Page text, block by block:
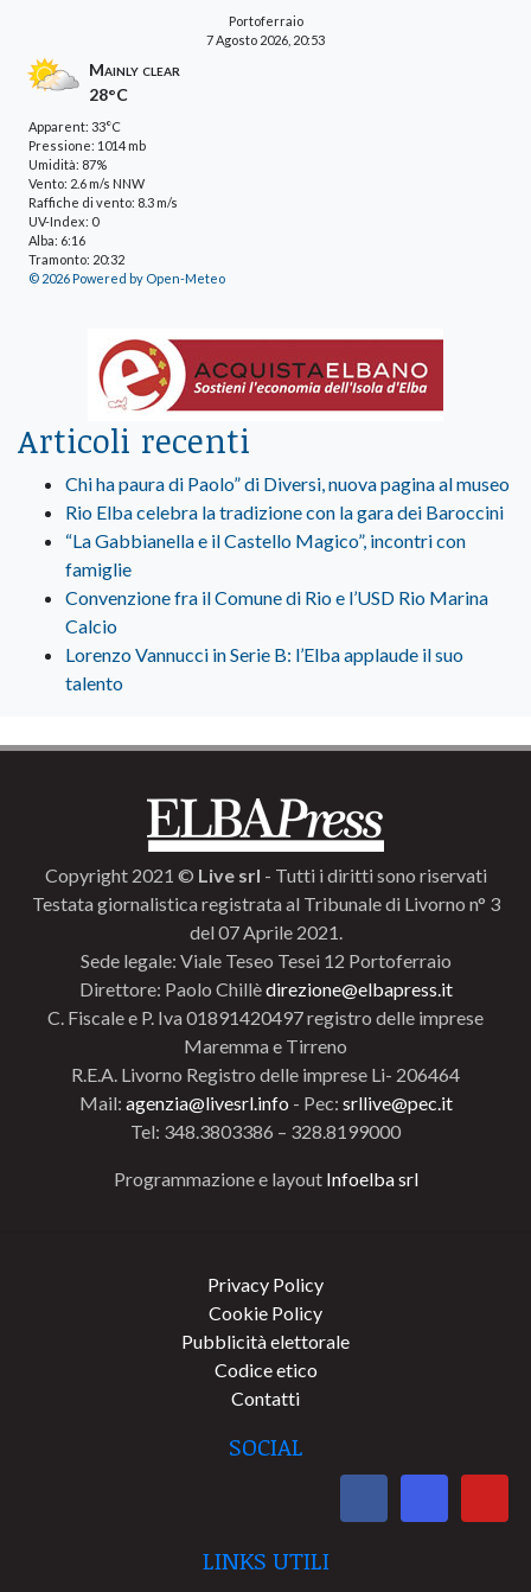
Portoferraio
7 Agosto 2026, 20:53
Mainly clear
28°C
Apparent: 33°C
Pressione: 1014 mb
Umidità: 87%
Vento: 2.6 m/s NNW
Raffiche di vento: 8.3 m/s
UV-Index: 0
Alba: 6:16
Tramonto: 20:32
© 2026 Powered by Open-Meteo
Articoli recenti
Chi ha paura di Paolo” di Diversi, nuova pagina al museo
Rio Elba celebra la tradizione con la gara dei Baroccini
“La Gabbianella e il Castello Magico”, incontri con
famiglie
Convenzione fra il Comune di Rio e l’USD Rio Marina
Calcio
Lorenzo Vannucci in Serie B: l’Elba applaude il suo
talento
Copyright 2021 © Live srl - Tutti i diritti sono riservati
Testata giornalistica registrata al Tribunale di Livorno n° 3
del 07 Aprile 2021.
Sede legale: Viale Teseo Tesei 12 Portoferraio
Direttore: Paolo Chillèdirezione@elbapress.it
C. Fiscale e P. Iva 01891420497 registro delle imprese
Maremma e Tirreno
R.E.A. Livorno Registro delle imprese Li- 206464
Mail: agenzia@livesrl.info - Pec: srllive@pec.it
Tel: 348.3803386 – 328.8199000
Programmazione e layout Infoelba srl
Privacy Policy
Cookie Policy
Pubblicità elettorale
Codice etico
Contatti
SOCIAL
LINKS UTILI